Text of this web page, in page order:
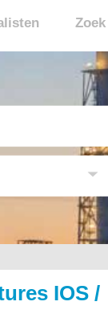
IOS /